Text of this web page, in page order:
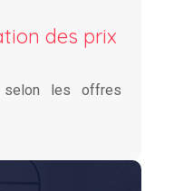
des prix
selon les offres